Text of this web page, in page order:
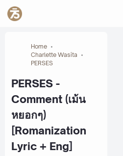
Home
Charlette Wasita
PERSES
PERSES -
Comment (เม้น
หยอกๆ)
[Romanization
Lyric + Eng]